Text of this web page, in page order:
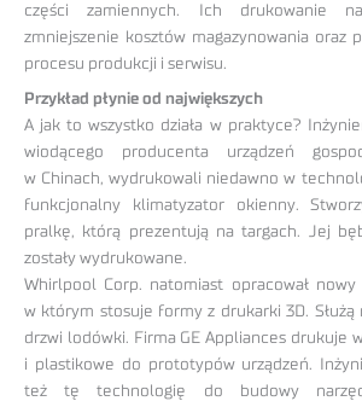
części zamiennych. Ich drukowanie
zmniejszenie kosztów magazynowania oraz
procesu produkcji i serwisu.
Przykład płynie od największych
A jak to wszystko działa w praktyce?
wiodącego producenta urządzeń
w Chinach, wydrukowali niedawno w
funkcjonalny klimatyzator okienny.
pralkę, którą prezentują na targach. Jej
zostały wydrukowane.
Whirlpool Corp. natomiast opracował
w którym stosuje formy z drukarki 3D.
drzwi lodówki. Firma GE Appliances drukuje
i plastikowe do prototypów urządzeń.
też tę technologię do budowy